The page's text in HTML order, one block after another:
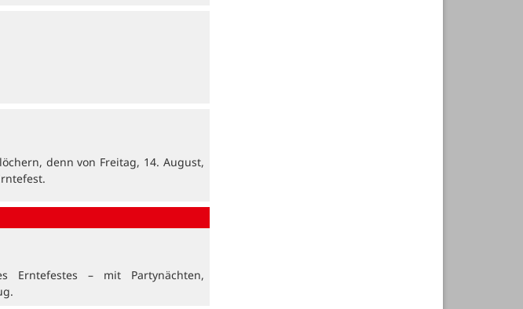
denn von Freitag, 14. August,
Erntefestes – mit Partynächten,